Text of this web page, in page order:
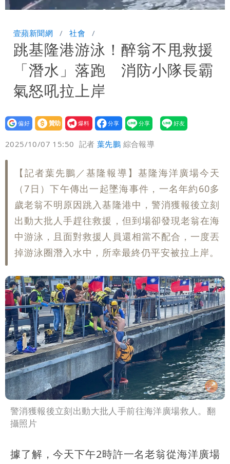
Unmute Loaded:
100.00%
壹蘋新聞網 社會
跳基隆港游泳！醉翁不甩救援
「潛水」落跑 消防小隊長霸
氣怒吼拉上岸
設為
贊助
我要
爆料
2025/10/07 15:50 記者葉先鵬 綜合報導
【記者葉先鵬／基隆報導】基隆海洋廣場今天
（7日）下午傳出一起墜海事件，一名年約60多
歲老翁不明原因跳入基隆港中，警消獲報後立刻
出動大批人手趕往救援，但到場卻發現老翁在海
中游泳，且面對救援人員還相當不配合，一度丟
掉游泳圈潛入水中，所幸最終仍平安被拉上岸。
警消獲報後立刻出動大批人手前往海洋廣場救人。翻
攝照片
據了解，今天下午2時許一名老翁從海洋廣場